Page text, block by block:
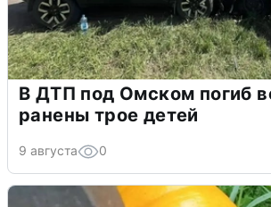
В ДТП под Омском погиб
ранены трое детей
9 августа 0